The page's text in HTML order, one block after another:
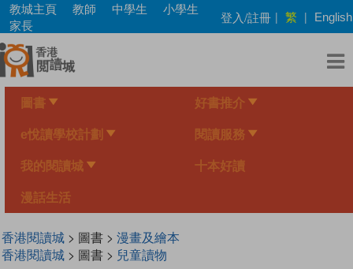
Skip
main
content
教城主頁 教師 中學生
小學生
家長
登入/註冊 | 繁 | English
圖書 好書推介
e悅讀學校計劃 閱讀服務
我的閱讀城 十本好讀
漫話生活
香港閱讀城> 圖書 > 漫畫及繪本
香港閱讀城> 圖書 > 兒童讀物